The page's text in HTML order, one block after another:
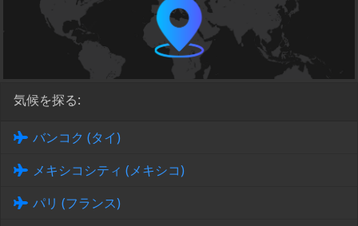
気候を探る:
バンコク (タイ)
メキシコシティ (メキシコ)
パリ (フランス)